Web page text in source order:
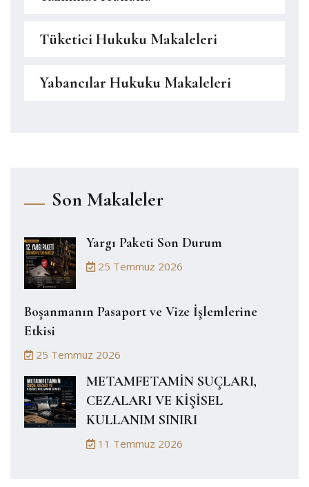
Tüketici Hukuku Makaleleri
Yabancılar Hukuku Makaleleri
Son Makaleler
Yargı Paketi Son Durum
25 Temmuz 2026
Boşanmanın Pasaport ve Vize İşlemlerine
Etkisi
25 Temmuz 2026
METAMFETAMİN SUÇLARI,
CEZALARI VE KİŞİSEL
KULLANIM SINIRI
11 Temmuz 2026